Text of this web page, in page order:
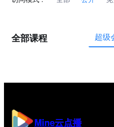
全部课程 超级
Mine云点播